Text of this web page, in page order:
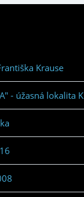
Krause
- úžasná lokalita